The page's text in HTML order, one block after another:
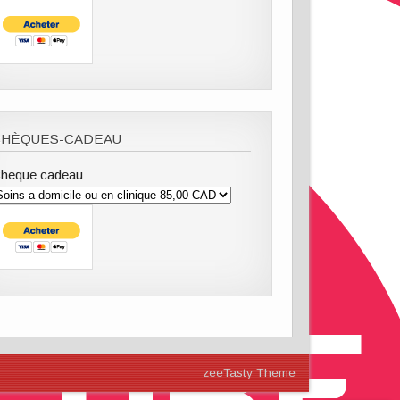
CADEAU
cadeau
zeeTasty Theme